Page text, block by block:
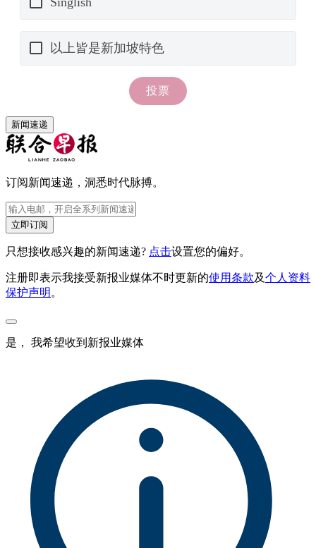
新闻速递
订阅新闻速递，洞悉时代脉搏。
立即订阅
只想接收感兴趣的新闻速递? 点击设置您的偏好。
注册即表示我接受新报业媒体不时更新的使用条款及个人资料
保护声明 。
是， 我希望收到新报业媒体